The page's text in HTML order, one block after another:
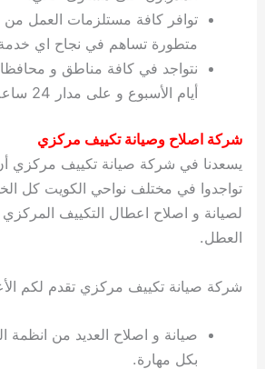
توافر كافة مستلزمات العمل
متطورة تساهم في نجاح اي خدمة
نتواجد في كافة مناطق و
أيام الأسبوع و على مدار 24 ساعة.
شركة اصلاح وصيانة تكييف مركزي
يسعدنا في شركة صيانة تكييف مركزي أن
تواجدوا في مختلف نواحي الكويت كل
لصيانة و اصلاح اعطال التكييف
العطل.
شركة صيانة تكييف مركزي تقدم لكم
صيانة و اصلاح العديد من انظمة
بكل مهارة.